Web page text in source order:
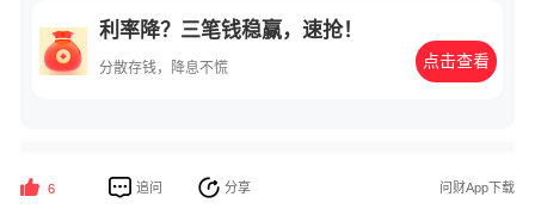
利率降？三笔钱稳赢，速抢！
分散存钱，降息不慌 点击查看
6 追问 分享 问财App下载